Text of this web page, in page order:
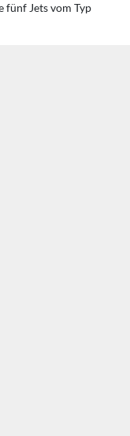
fünf Jets vom Typ